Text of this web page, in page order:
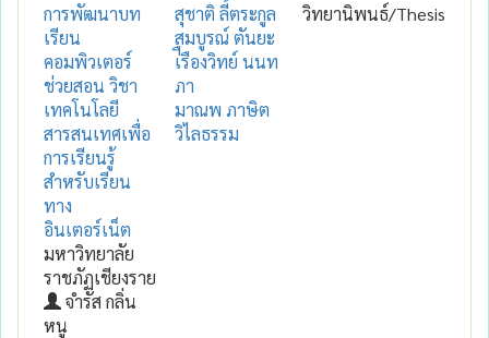
การพัฒนาบท
เรียน
คอมพิวเตอร์
ช่วยสอน วิชา
เทคโนโลยี
สารสนเทศเพื่อ
การเรียนรู้
สำหรับเรียน
ทาง
อินเตอร์เน็ต
มหาวิทยาลัย
ราชภัฏเชียงราย
จำรัส กลิ่น
หนู
สุชาติ ลี้ตระกูล
สมบูรณ์ ตันยะ
เ่ืรืองวิทย์ นนท
ภา
มาณพ ภาษิต
วิไลธรรม
วิทยานิพนธ์/Thesis